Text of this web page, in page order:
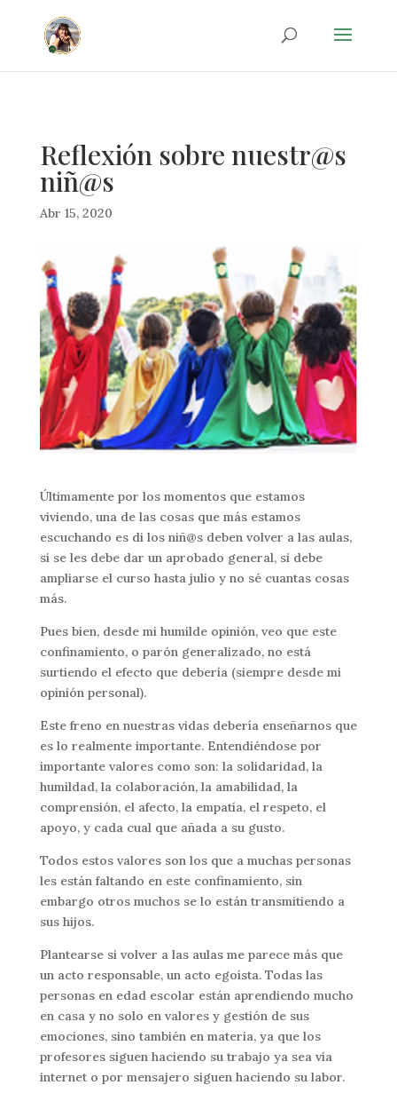
Reflexión sobre nuestr@s
niñ@s
Abr 15, 2020
Últimamente por los momentos que estamos
viviendo, una de las cosas que más estamos
escuchando es di los niñ@s deben volver a las aulas,
si se les debe dar un aprobado general, si debe
ampliarse el curso hasta julio y no sé cuantas cosas
más.
Pues bien, desde mi humilde opinión, veo que este
confinamiento, o parón generalizado, no está
surtiendo el efecto que debería (siempre desde mi
opinión personal).
Este freno en nuestras vidas debería enseñarnos que
es lo realmente importante. Entendiéndose por
importante valores como son: la solidaridad, la
humildad, la colaboración, la amabilidad, la
comprensión, el afecto, la empatía, el respeto, el
apoyo, y cada cual que añada a su gusto.
Todos estos valores son los que a muchas personas
les están faltando en este confinamiento, sin
embargo otros muchos se lo están transmitiendo a
sus hijos.
Plantearse si volver a las aulas me parece más que
un acto responsable, un acto egoísta. Todas las
personas en edad escolar están aprendiendo mucho
en casa y no solo en valores y gestión de sus
emociones, sino también en materia, ya que los
profesores siguen haciendo su trabajo ya sea vía
internet o por mensajero siguen haciendo su labor.